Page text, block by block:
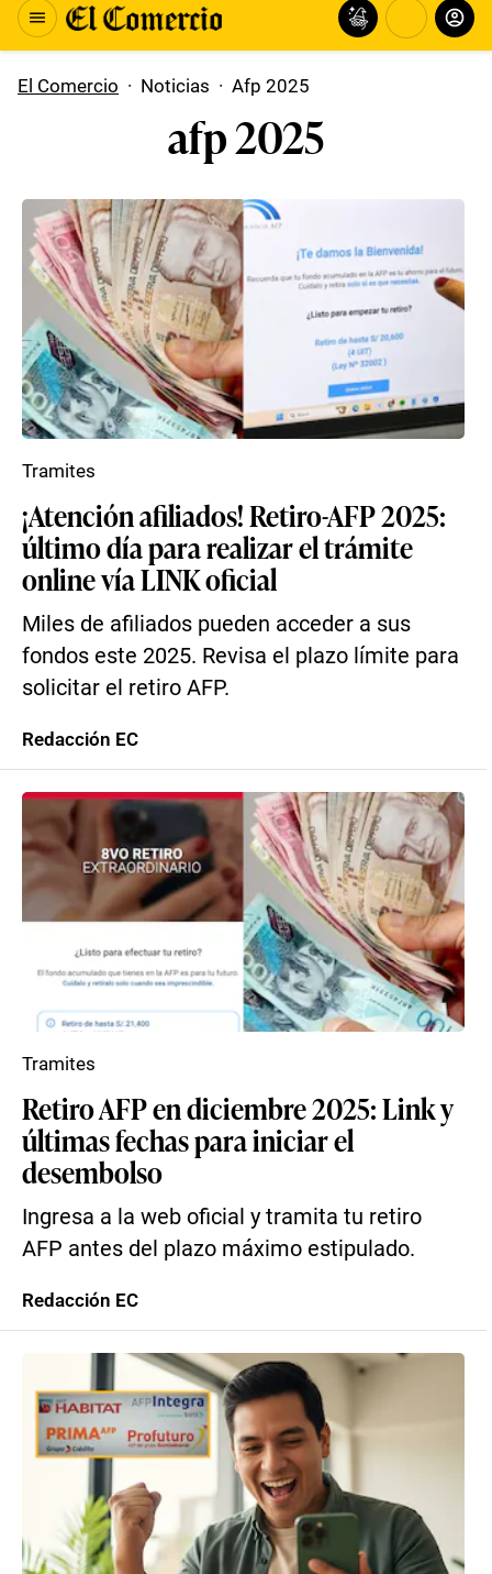
El Comercio · Noticias · Afp 2025
afp 2025
¡Atención afiliados! Retiro-AFP 2025:
último día para realizar el trámite
online vía LINK oficial
Miles de afiliados pueden acceder a sus
fondos este 2025. Revisa el plazo límite para
solicitar el retiro AFP.
Tramites
Redacción EC
Retiro AFP en diciembre 2025: Link y
últimas fechas para iniciar el
desembolso
Ingresa a la web oficial y tramita tu retiro
AFP antes del plazo máximo estipulado.
Tramites
Redacción EC